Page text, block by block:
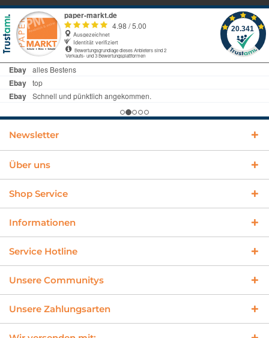
Newsletter
Über uns
Shop Service
Informationen
Service Hotline
Unsere Communitys
Unsere Zahlungsarten